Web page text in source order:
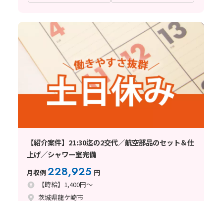
【紹介案件】21:30迄の2交代／航空部品のセット＆仕
上げ／シャワー室完備
月収例228,925 円
【時給】1,400円～
茨城県龍ケ崎市